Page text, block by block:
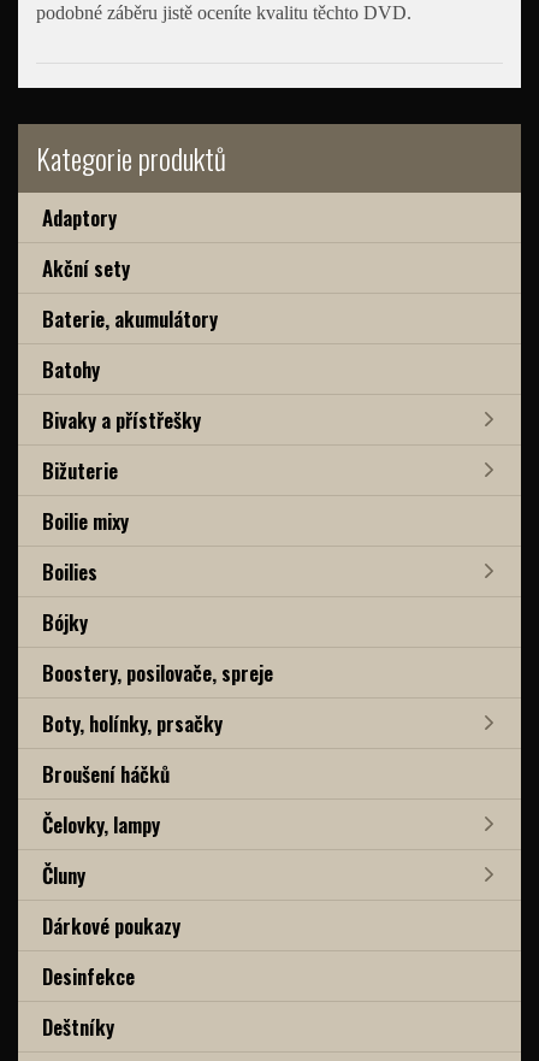
Kategorie produktů
Adaptory
Akční sety
Baterie, akumulátory
Batohy
Bivaky a přístřešky
Bižuterie
Boilie mixy
Boilies
Bójky
Boostery, posilovače, spreje
Boty, holínky, prsačky
Broušení háčků
Čelovky, lampy
Čluny
Dárkové poukazy
Desinfekce
Deštníky
podobné záběru jistě oceníte kvalitu těchto DVD.